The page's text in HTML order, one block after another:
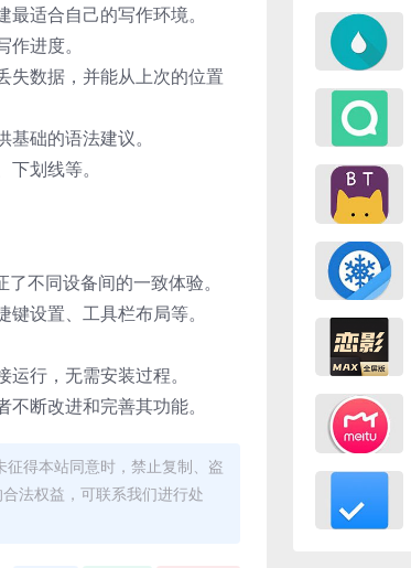
适合自己的写作环境。
进度。
失数据，并能从上次的位置
础的语法建议。
划线等。
不同设备间的一致体验。
设置、工具栏布局等。
行，无需安装过程。
断改进和完善其功能。
得本站同意时，禁止复制、盗
法权益，可联系我们进行处